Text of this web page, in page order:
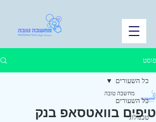
פוסט
כל השעורים
טכנולוגי
כל השעורים
טיפים בוואטסאפ בנק
מחשבה טובה